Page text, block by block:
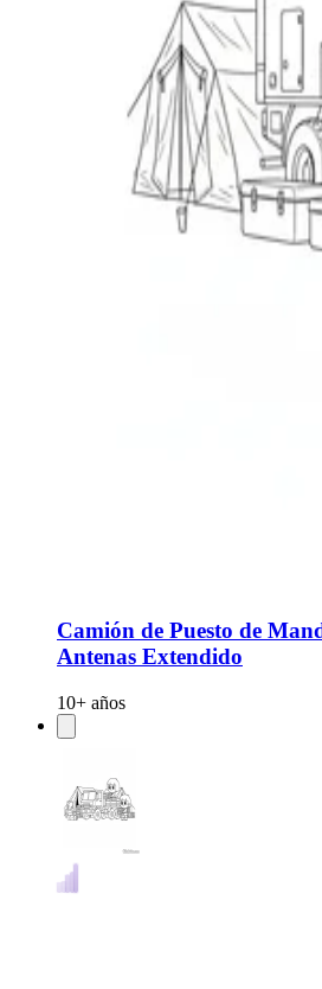
Camión de Puesto de
Antenas Extendido
10+ años